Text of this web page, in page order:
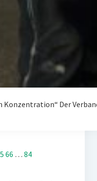
Konzentration“ Der
66 … 84